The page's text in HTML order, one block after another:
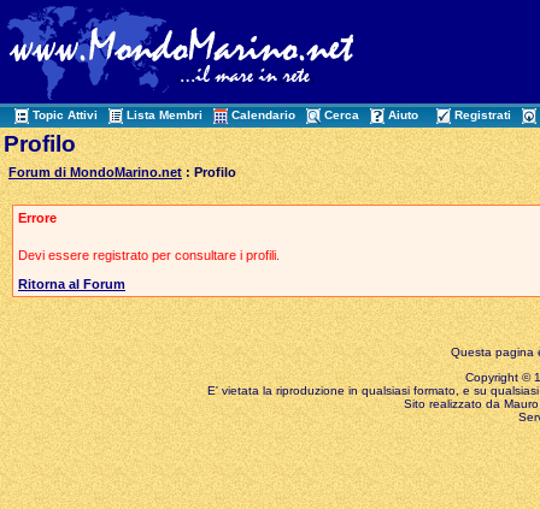
Topic Attivi Lista Membri Calendario Cerca Aiuto Registrati
Profilo
Forum di MondoMarino.net : Profilo
Errore
Devi essere registrato per consultare i profili.
Ritorna al Forum
Questa pagina
Copyright ©
E' vietata la riproduzione in qualsiasi formato, e su
Sito realizzato da